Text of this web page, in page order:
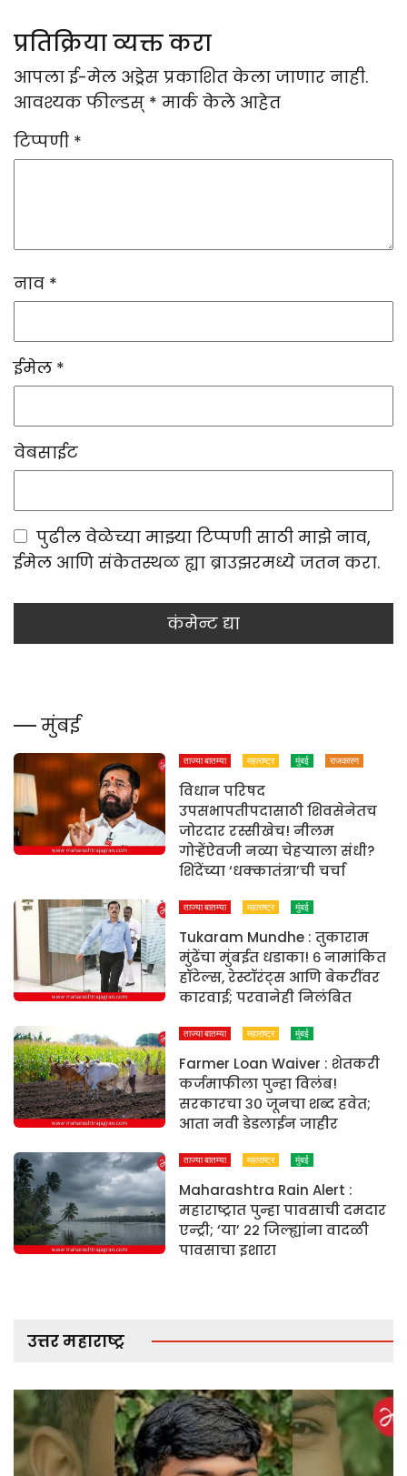
प्रतिक्रिया व्यक्त करा
आपला ई-मेल अड्रेस प्रकाशित केला जाणार नाही.
आवश्यक फील्डस् * मार्क केले आहेत
टिप्पणी *
नाव *
ईमेल *
वेबसाईट
पुढील वेळेच्या माझ्या टिप्पणी साठी माझे नाव,
ईमेल आणि संकेतस्थळ ह्या ब्राउझरमध्ये जतन करा.
मुंबई
ताज्या बातम्या महाराष्ट्र मुंबई राजकारण
विधान परिषद
उपसभापतीपदासाठी शिवसेनेतच
जोरदार रस्सीखेच! नीलम
गोऱ्हेंऐवजी नव्या चेहऱ्याला संधी?
शिंदेंच्या ‘धक्कातंत्रा’ची चर्चा
ताज्या बातम्या महाराष्ट्र मुंबई
Tukaram Mundhe : तुकाराम
मुंढेंचा मुंबईत धडाका! ६ नामांकित
हॉटेल्स, रेस्टॉरंट्स आणि बेकरींवर
कारवाई; परवानेही निलंबित
ताज्या बातम्या महाराष्ट्र मुंबई
Farmer Loan Waiver : शेतकरी
कर्जमाफीला पुन्हा विलंब!
सरकारचा ३० जूनचा शब्द हवेत;
आता नवी डेडलाईन जाहीर
ताज्या बातम्या महाराष्ट्र मुंबई
Maharashtra Rain Alert :
महाराष्ट्रात पुन्हा पावसाची दमदार
एन्ट्री; ‘या’ २२ जिल्ह्यांना वादळी
पावसाचा इशारा
उत्तर महाराष्ट्र